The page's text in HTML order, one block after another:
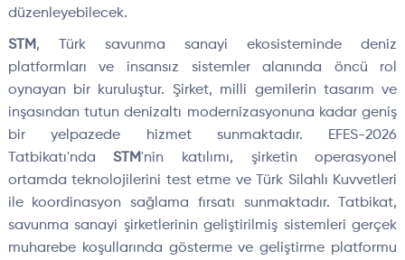
düzenleyebilecek.
STM, Türk savunma sanayi ekosisteminde deniz
platformları ve insansız sistemler alanında öncü rol
oynayan bir kuruluştur. Şirket, milli gemilerin tasarım ve
inşasından tutun denizaltı modernizasyonuna kadar geniş
bir yelpazede hizmet sunmaktadır. EFES-2026
Tatbikatı'ndaSTM'nin katılımı, şirketin operasyonel
ortamda teknolojilerini test etme ve Türk Silahlı Kuvvetleri
ile koordinasyon sağlama fırsatı sunmaktadır. Tatbikat,
savunma sanayi şirketlerinin geliştirilmiş sistemleri gerçek
muharebe koşullarında gösterme ve geliştirme platformu